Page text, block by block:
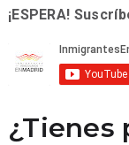
¡ESPERA!
¿Tienes